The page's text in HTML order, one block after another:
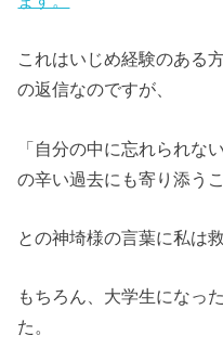
これはいじめ経験のある
の返信なのですが、
「自分の中に忘れられな
の辛い過去にも寄り添う
との神埼様の言葉に私は
もちろん、大学生になっ
た。